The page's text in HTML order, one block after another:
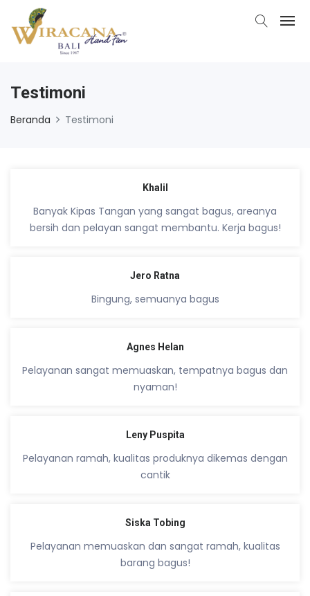
Testimoni
Beranda Testimoni
Khalil
Banyak Kipas Tangan yang sangat bagus, areanya
bersih dan pelayan sangat membantu. Kerja bagus!
Jero Ratna
Bingung, semuanya bagus
Agnes Helan
Pelayanan sangat memuaskan, tempatnya bagus dan
nyaman!
Leny Puspita
Pelayanan ramah, kualitas produknya dikemas dengan
cantik
Siska Tobing
Pelayanan memuaskan dan sangat ramah, kualitas
barang bagus!